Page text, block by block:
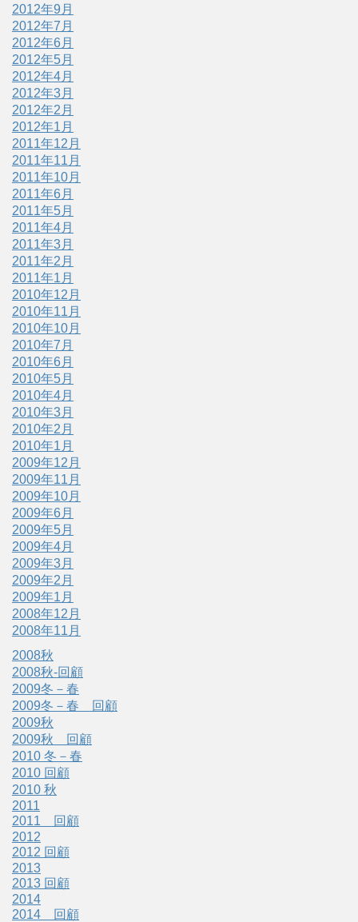
2012年9月
2012年7月
2012年6月
2012年5月
2012年4月
2012年3月
2012年2月
2012年1月
2011年12月
2011年11月
2011年10月
2011年6月
2011年5月
2011年4月
2011年3月
2011年2月
2011年1月
2010年12月
2010年11月
2010年10月
2010年7月
2010年6月
2010年5月
2010年4月
2010年3月
2010年2月
2010年1月
2009年12月
2009年11月
2009年10月
2009年6月
2009年5月
2009年4月
2009年3月
2009年2月
2009年1月
2008年12月
2008年11月
2008秋
2008秋-回顧
2009冬－春
2009冬－春 回顧
2009秋
2009秋 回顧
2010 冬－春
2010 回顧
2010 秋
2011
2011 回顧
2012
2012 回顧
2013
2013 回顧
2014
2014 回顧